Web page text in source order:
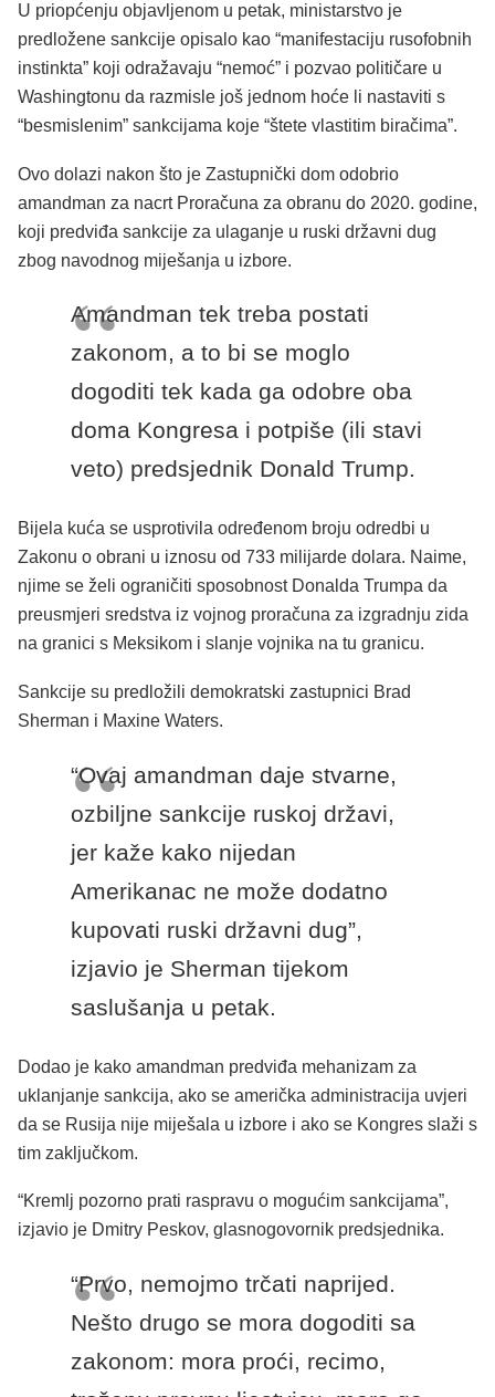
U priopćenju objavljenom u petak, ministarstvo je
predložene sankcije opisalo kao “manifestaciju rusofobnih
instinkta” koji odražavaju “nemoć” i pozvao političare u
Washingtonu da razmisle još jednom hoće li nastaviti s
“besmislenim” sankcijama koje “štete vlastitim biračima”.
Ovo dolazi nakon što je Zastupnički dom odobrio
amandman za nacrt Proračuna za obranu do 2020. godine,
koji predviđa sankcije za ulaganje u ruski državni dug
zbog navodnog miješanja u izbore.
Amandman tek treba postati
zakonom, a to bi se moglo
dogoditi tek kada ga odobre oba
doma Kongresa i potpiše (ili stavi
veto) predsjednik Donald Trump.
Bijela kuća se usprotivila određenom broju odredbi u
Zakonu o obrani u iznosu od 733 milijarde dolara. Naime,
njime se želi ograničiti sposobnost Donalda Trumpa da
preusmjeri sredstva iz vojnog proračuna za izgradnju zida
na granici s Meksikom i slanje vojnika na tu granicu.
Sankcije su predložili demokratski zastupnici Brad
Sherman i Maxine Waters.
“Ovaj amandman daje stvarne,
ozbiljne sankcije ruskoj državi,
jer kaže kako nijedan
Amerikanac ne može dodatno
kupovati ruski državni dug”,
izjavio je Sherman tijekom
saslušanja u petak.
Dodao je kako amandman predviđa mehanizam za
uklanjanje sankcija, ako se američka administracija uvjeri
da se Rusija nije miješala u izbore i ako se Kongres slaži s
tim zaključkom.
“Kremlj pozorno prati raspravu o mogućim sankcijama”,
izjavio je Dmitry Peskov, glasnogovornik predsjednika.
“Prvo, nemojmo trčati naprijed.
Nešto drugo se mora dogoditi sa
zakonom: mora proći, recimo,